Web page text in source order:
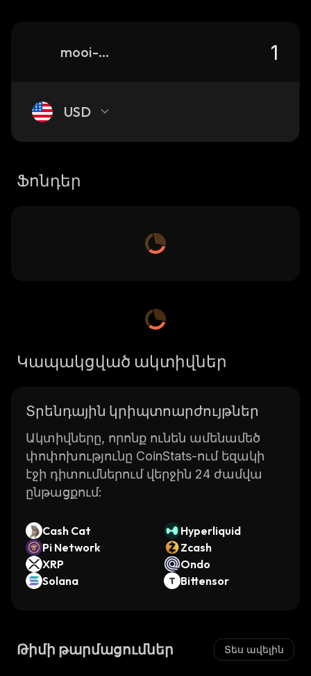
mooi-network
USD
Ֆոնդեր
Կապակցված ակտիվներ
Տրենդային կրիպտոարժույթներ
Ակտիվները, որոնք ունեն ամենամեծ
փոփոխությունը CoinStats-ում եզակի
էջի դիտումներում վերջին 24 ժամվա
ընթացքում:
Cash Cat
Hyperliquid
Pi Network
Zcash
XRP
Ondo
Solana
Bittensor
Թիմի թարմացումներ Տես ավելին